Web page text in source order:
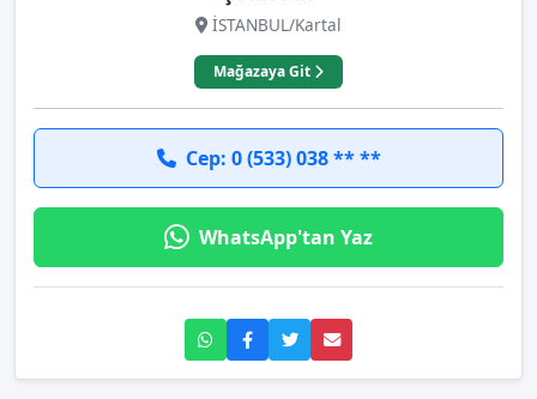
İSTANBUL/Kartal
Mağazaya Git
Cep: 0 (533) 038 ** **
WhatsApp'tan Yaz